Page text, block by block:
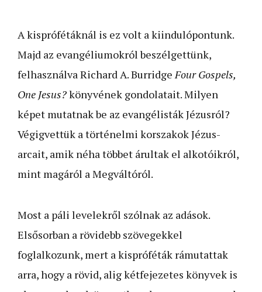
A kisprófétáknál is ez volt a kiindulópontunk.
Majd az evangéliumokról beszélgettünk,
felhasználva Richard A. Burridge Four Gospels,
One Jesus?könyvének gondolatait. Milyen
képet mutatnak be az evangélisták Jézusról?
Végigvettük a történelmi korszakok Jézus-
arcait, amik néha többet árultak el alkotóikról,
mint magáról a Megváltóról.
Most a páli levelekről szólnak az adások.
Elsősorban a rövidebb szövegekkel
foglalkozunk, mert a kispróféták rámutattak
arra, hogy a rövid, alig kétfejezetes könyvek is